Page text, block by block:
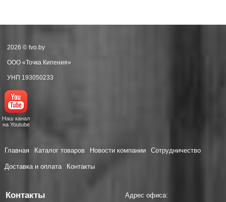
2026 © tvo.by
ООО «Точка Кипения»
УНП 193050233
Наш канал
на Youtube
Главная Каталог товаров Новости компании Сотрудничество
Доставка и оплата Контакты
Контакты
Адрес офиса: